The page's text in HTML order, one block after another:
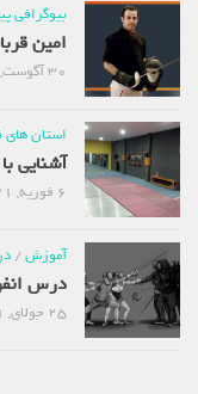
بیوگرافی
امین
30 آگوست, 2020
استان های
آشنایی
6 فوریه, 2021
آموزش/
درس
25 جولای, 2021